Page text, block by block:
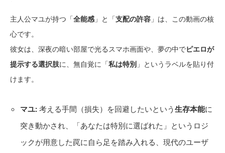
主人公マユが持つ「全能感 」と「支配の許容 」は、この動画の核
心です。
彼女は、深夜の暗い部屋で光るスマホ画面や、夢の中でピエロが
提示する選択肢に、無自覚に「私は特別 」というラベルを貼り付
けます。
マユ:考える手間（損失）を回避したいという 生存本能に
突き動かされ、「あなたは特別に選ばれた」というロジ
ックが用意した罠に自ら足を踏み入れる、現代のユーザ